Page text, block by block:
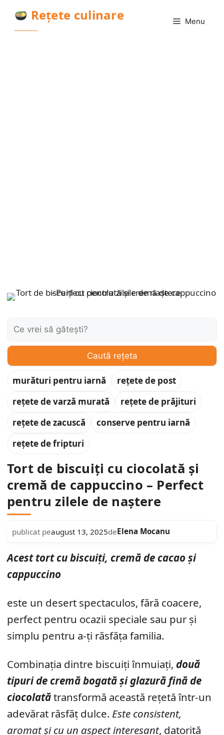
conținut
Rețete culinare Menu
Caută:
Caută rețeta
murături pentru iarnă
rețete de post
rețete de varză murată
rețete de prăjituri
rețete de zacuscă
conserve pentru iarnă
rețete de fripturi
Tort de biscuiți cu ciocolată și
cremă de cappuccino – Perfect
pentru zilele de naștere
publicat peaugust 13, 2025deElena Mocanu
Acest tort cu biscuiți, cremă de cacao și
cappuccino
este un desert spectaculos, fără coacere,
perfect pentru ocazii speciale sau pur și
simplu pentru a-ți răsfăța familia.
Combinația dintre biscuiți înmuiați, două
tipuri de cremă bogată și glazură fină de
ciocolatătransformă această rețetă într-un
adevărat răsfăț dulce. Este consistent,
aromat și cu un aspect interesant, datorită